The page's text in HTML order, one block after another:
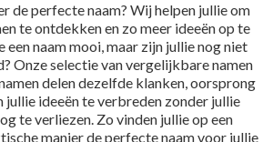
de perfecte naam? Wij helpen jullie om
te ontdekken en zo meer ideeën op te
een naam mooi, maar zijn jullie nog niet
Onze selectie van vergelijkbare namen
delen dezelfde klanken, oorsprong
jullie ideeën te verbreden zonder jullie
te verliezen. Zo vinden jullie op een
manier de perfecte naam voor jullie